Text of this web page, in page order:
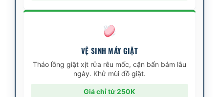
VỆ SINH MÁY GIẶT
Tháo lồng giặt xịt rửa rêu mốc, cặn bẩn bám lâu
ngày. Khử mùi đồ giặt.
Giá chỉ từ 250K